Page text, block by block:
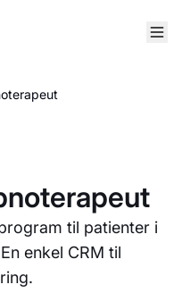
til patienter i
enkel CRM til